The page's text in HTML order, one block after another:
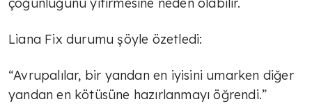
çoğunluğunu yitirmesine neden olabilir.
Liana Fix durumu şöyle özetledi:
“Avrupalılar, bir yandan en iyisini umarken diğer
yandan en kötüsüne hazırlanmayı öğrendi.”